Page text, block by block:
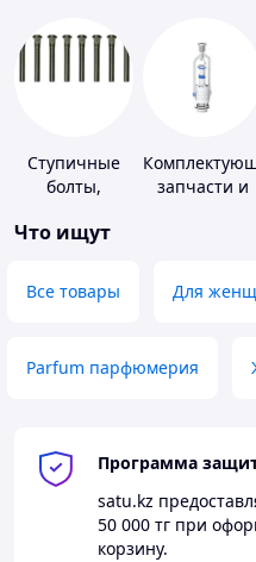
Ступичные
болты,
гайки
запчасти и
сантехники
Что ищут
Все товары Для
Parfum парфюмерия
Программа
satu.kz
50 000 тг при
корзину.